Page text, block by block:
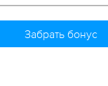
Забрать бонус